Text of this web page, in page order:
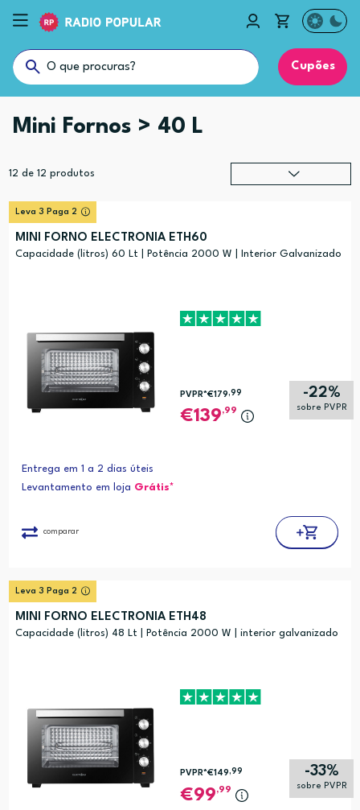
Cupões
Mini Fornos > 40 L
12 de 12 produtos
Preço (mais baixo)
Leva 3 Paga 2
MINI FORNO ELECTRONIA ETH60
Capacidade (litros) 60 Lt | Potência 2000 W | Interior Galvanizado
-22%
sobre PVPR
PVPR*€179 ,99
139,99
Entrega em 1 a 2 dias úteis
Levantamento em loja Grátis*
comparar
Leva 3 Paga 2
MINI FORNO ELECTRONIA ETH48
Capacidade (litros) 48 Lt | Potência 2000 W | interior galvanizado
-33%
sobre PVPR
PVPR*€149,99
99,99